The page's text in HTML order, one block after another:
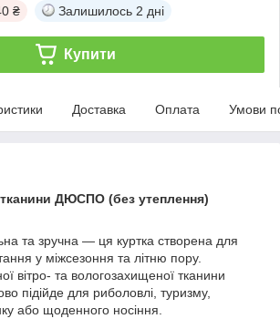
₴ Залишилось 2 дні
Купити
Доставка Оплата Умови
тканини ДЮСПО (без утеплення)
та зручна — ця куртка створена для
у міжсезоння та літню пору.
вітро- та вологозахищеної тканини
підійде для риболовлі, туризму,
або щоденного носіння.